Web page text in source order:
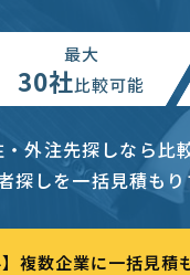
最大
30社比較可能
外注先探しなら比
探しを一括見積も
】複数企業に一括見積